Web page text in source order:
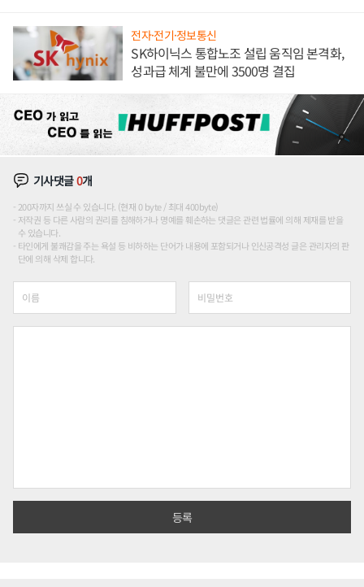
전자·전기·정보통신
SK하이닉스 통합노조 설립 움직임 본격화,
성과급 체계 불만에 3500명 결집
기사댓글0개
200자까지 쓰실 수 있습니다. (현재 0 byte / 최대 400byte)
저작권 등 다른 사람의 권리를 침해하거나 명예를 훼손하는 댓글은 관련 법률에 의해 제재를 받을
수 있습니다.
타인에게 불쾌감을 주는 욕설 등 비하하는 단어가 내용에 포함되거나 인신공격성 글은 관리자의 판
단에 의해 삭제 합니다.